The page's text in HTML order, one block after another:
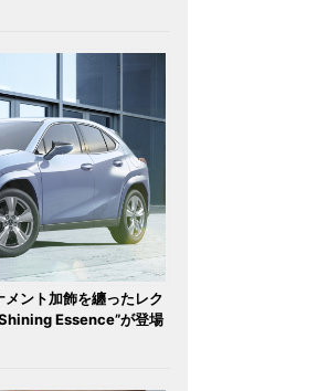
ント加飾を纏ったレク
Essence”が登場